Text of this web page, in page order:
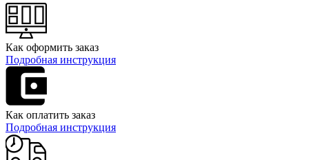
Как оформить заказ
Подробная инструкция
Как оплатить заказ
Подробная инструкция